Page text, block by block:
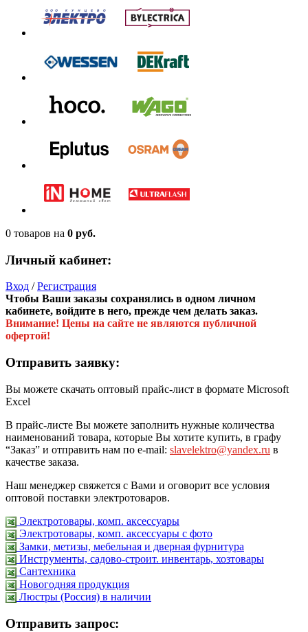
0 товаров на 0 руб.
Личный кабинет:
Вход /Регистрация
Чтобы Ваши заказы сохранялись в одном личном
кабинете, войдите в него, прежде чем делать заказ.
Внимание! Цены на сайте не являются публичной
офертой!
Отправить заявку:
Вы можете скачать оптовый прайс-лист в формате Microsoft
Excel
В прайс-листе Вы можете заполнить нужные количества
наименований товара, которые Вы хотите купить, в графу
“Заказ” и отправить нам по e-mail: slavelektro@yandex.ru в
качестве заказа.
Наш менеджер свяжется с Вами и оговорит все условия
оптовой поставки электротоваров.
Электротовары, комп. аксессуары
Электротовары, комп. аксессуары с фото
Замки, метизы, мебельная и дверная фурнитура
Инструменты, садово-строит. инвентарь, хозтовары
Сантехника
Новогодняя продукция
Люстры (Россия) в наличии
Отправить запрос: